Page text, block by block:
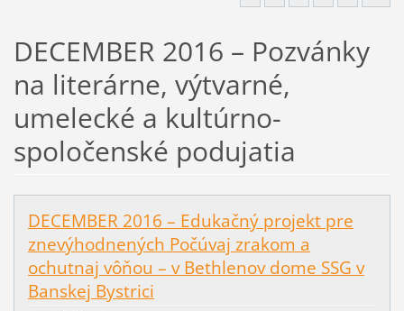
DECEMBER 2016 – Pozvánky
na literárne, výtvarné,
umelecké a kultúrno-
spoločenské podujatia
DECEMBER 2016 – Edukačný projekt pre
znevýhodnených Počúvaj zrakom a
ochutnaj vôňou – v Bethlenov dome SSG v
Banskej Bystrici